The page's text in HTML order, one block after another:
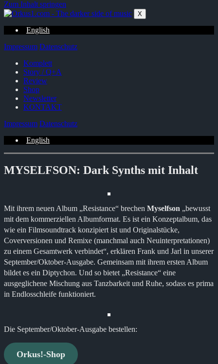
Zum Inhalt springen
X
English
Impressum Datenschutz
Komplett
Story / Q+A
Review
Shop
Newsletter
KONTAKT
Impressum Datenschutz
English
MYSELFSON: Dark Synths mit Inhalt
Mit ihrem neuen Album „Resistance“ brechen Myselfson „bewusst
mit dem kommerziellen Albumformat. Es ist ein Konzeptalbum, das
wie ein Filmsoundtrack konzipiert ist und Originalstücke,
Coverversionen und Remixe (manchmal auch Neuinterpretationen)
zu einem Gesamtwerk verbindet“, erklären Frank und Jarl in unserer
September/Oktober-Ausgabe. Gemeinsam mit ihrem ersten Album
bildet es ein Diptychon. Und so bietet „Resistance“ eine
ausgeglichene Mischung aus Tanzbarkeit und Ruhe, sodass es prima
in Endlosschleife funktioniert.
Die September/Oktober-Ausgabe bestellen:
Orkus!-Shop